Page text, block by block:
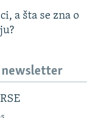
a šta se zna o
newsletter